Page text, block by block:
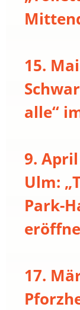
15.
alle“
9.
Ulm:
Park-
17.